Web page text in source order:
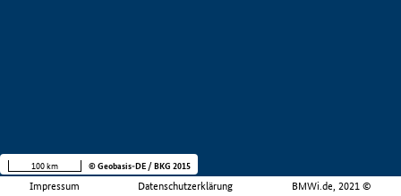
Impressum Datenschutzerklärung BMWi.de, 2021 ©
100 km © Geobasis-DE / BKG 2015